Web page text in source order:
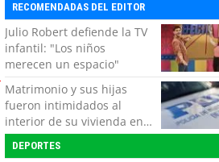
RECOMENDADAS DEL EDITOR
Julio Robert defiende la TV
infantil: "Los niños
merecen un espacio"
Matrimonio y sus hijas
fueron intimidados al
interior de su vivienda en
Puente Alto
DEPORTES